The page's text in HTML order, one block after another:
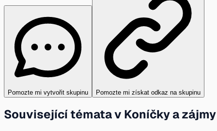
Pomozte mi vytvořit skupinu Pomozte mi získat odkaz na skupinu
Související témata v Koníčky a zájmy